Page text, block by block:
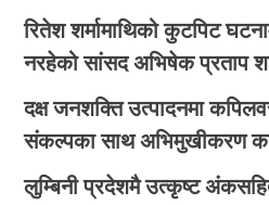
रितेश शर्मामाथिको कुटपिट
नरहेको सांसद अभिषेक प्रताप
दक्ष जनशक्ति उत्पादनमा
संकल्पका साथ अभिमुखीकरण
लुम्बिनी प्रदेशमै उत्कृष्ट